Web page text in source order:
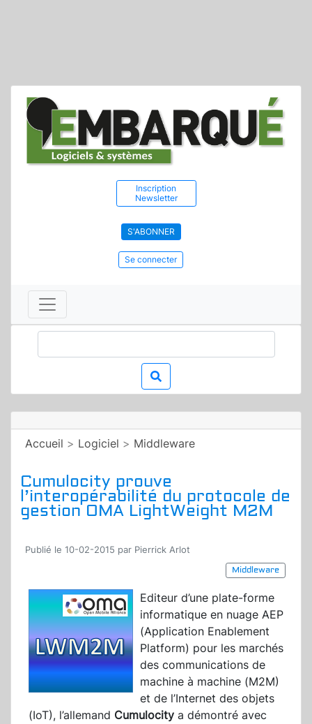
Inscription
Newsletter
S'ABONNER
Se connecter
Accueil > Logiciel > Middleware
Cumulocity prouve
l’interopérabilité du protocole de
gestion OMA LightWeight M2M
Publié le 10-02-2015 par Pierrick Arlot
Middleware
Editeur d’une plate-forme
informatique en nuage AEP
(Application Enablement
Platform) pour les marchés
des communications de
machine à machine (M2M)
et de l’Internet des objets
(IoT), l’allemand Cumulocity a démontré avec